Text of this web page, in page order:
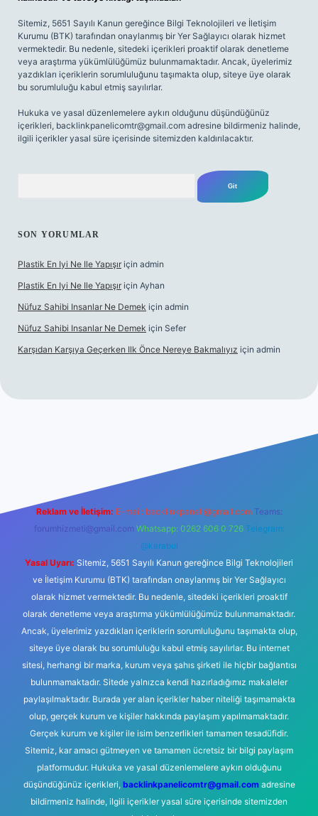
Sitemiz, 5651 Sayılı Kanun gereğince Bilgi Teknolojileri ve İletişim
Kurumu (BTK) tarafından onaylanmış bir Yer Sağlayıcı olarak hizmet
vermektedir. Bu nedenle, sitedeki içerikleri proaktif olarak denetleme
veya araştırma yükümlülüğümüz bulunmamaktadır. Ancak, üyelerimiz
yazdıkları içeriklerin sorumluluğunu taşımakta olup, siteye üye olarak
bu sorumluluğu kabul etmiş sayılırlar.
Hukuka ve yasal düzenlemelere aykırı olduğunu düşündüğünüz
içerikleri, backlinkpanelicomtr@gmail.com adresine bildirmeniz halinde,
ilgili içerikler yasal süre içerisinde sitemizden kaldırılacaktır.
SON YORUMLAR
Plastik En Iyi Ne Ile Yapışır için admin
Plastik En Iyi Ne Ile Yapışır için Ayhan
Nüfuz Sahibi Insanlar Ne Demek için admin
Nüfuz Sahibi Insanlar Ne Demek için Sefer
Karşıdan Karşıya Geçerken Ilk Önce Nereye Bakmalıyız için admin
Reklam ve İletişim: E-mail: backlinkpaneli@gmail.com Teams:
forumhizmeti@gmail.com Whatsapp: 0262 606 0 726 Telegram:
@karabul
Yasal Uyarı: Sitemiz, 5651 Sayılı Kanun gereğince Bilgi Teknolojileri
ve İletişim Kurumu (BTK) tarafından onaylanmış bir Yer Sağlayıcı
olarak hizmet vermektedir. Bu nedenle, sitedeki içerikleri proaktif
olarak denetleme veya araştırma yükümlülüğümüz bulunmamaktadır.
Ancak, üyelerimiz yazdıkları içeriklerin sorumluluğunu taşımakta olup,
siteye üye olarak bu sorumluluğu kabul etmiş sayılırlar. Bu internet
sitesi, herhangi bir marka, kurum veya şahıs şirketi ile hiçbir bağlantısı
bulunmamaktadır. Sitede yalnızca kendi hazırladığımız makaleler
paylaşılmaktadır. Burada yer alan içerikler haber niteliği taşımamakta
olup, gerçek kurum ve kişiler hakkında paylaşım yapılmamaktadır.
Gerçek kurum ve kişiler ile isim benzerlikleri tamamen tesadüfidir.
Sitemiz, kar amacı gütmeyen ve tamamen ücretsiz bir bilgi paylaşım
platformudur. Hukuka ve yasal düzenlemelere aykırı olduğunu
düşündüğünüz içerikleri, backlinkpanelicomtr@gmail.comadresine
bildirmeniz halinde, ilgili içerikler yasal süre içerisinde sitemizden